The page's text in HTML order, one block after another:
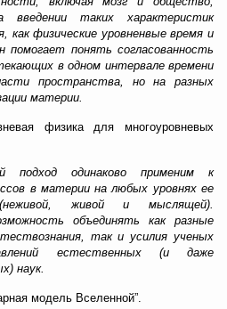
введении таких характеристик
как физические уровненвые время и
помогает понять согласованность
в одном интервале времени
пространства, но на разных
материи.
физика для многоуровневых
подход одинаково применим к
в материи на любых уровнях ее
(неживой, живой и мыслящей).
объединять как разные
так и усилия ученых
естественных (и даже
наук.
модель Вселенной”.